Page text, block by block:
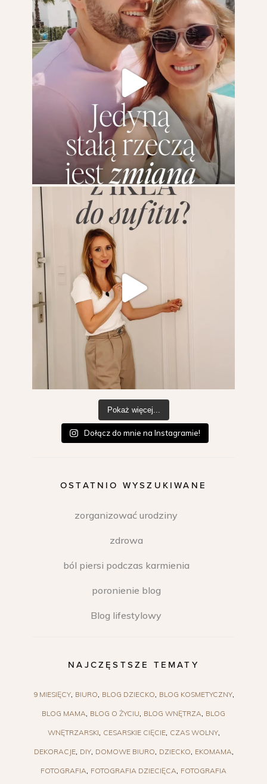
Pokaż więcej...
Dołącz do mnie na Instagramie!
OSTATNIO WYSZUKIWANE
zorganizować urodziny
zdrowa
ból piersi podczas karmienia
poronienie blog
Blog lifestylowy
NAJCZĘSTSZE TEMATY
9 MIESIĘCY BIURO BLOG DZIECKO BLOG KOSMETYCZNY
BLOG MAMA BLOG O ŻYCIU BLOG WNĘTRZA BLOG
WNĘTRZARSKI CESARSKIE CIĘCIE CZAS WOLNY
DEKORACJE DIY DOMOWE BIURO DZIECKO EKOMAMA
FOTOGRAFIA FOTOGRAFIA DZIECIĘCA FOTOGRAFIA